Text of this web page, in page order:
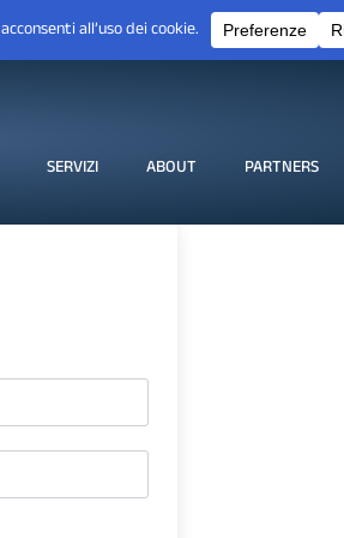
SERVIZI ABOUT PARTNERS